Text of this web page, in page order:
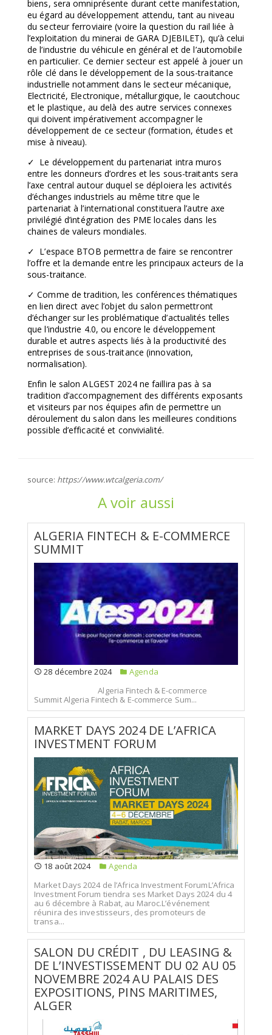
biens, sera omniprésente durant cette manifestation,
eu égard au développement attendu, tant au niveau
du secteur ferroviaire (voire la question du rail liée à
l’exploitation du minerai de GARA DJEBILET), qu’à celui
de l’industrie du véhicule en général et de l’automobile
en particulier. Ce dernier secteur est appelé à jouer un
rôle clé dans le développement de la sous-traitance
industrielle notamment dans le secteur mécanique,
Electricité, Electronique, métallurgique, le caoutchouc
et le plastique, au delà des autre services connexes
qui doivent impérativement accompagner le
développement de ce secteur (formation, études et
mise à niveau).
✓ Le développement du partenariat intra muros
entre les donneurs d’ordres et les sous-traitants sera
l’axe central autour duquel se déploiera les activités
d’échanges industriels au même titre que le
partenariat à l’international constituera l’autre axe
privilégié d’intégration des PME locales dans les
chaines de valeurs mondiales.
✓ L’espace BTOB permettra de faire se rencontrer
l’offre et la demande entre les principaux acteurs de la
sous-traitance.
✓ Comme de tradition, les conférences thématiques
en lien direct avec l’objet du salon permettront
d’échanger sur les problématique d’actualités telles
que l’industrie 4.0, ou encore le développement
durable et autres aspects liés à la productivité des
entreprises de sous-traitance (innovation,
normalisation).
Enfin le salon ALGEST 2024 ne faillira pas à sa
tradition d’accompagnement des différents exposants
et visiteurs par nos équipes afin de permettre un
déroulement du salon dans les meilleures conditions
possible d’efficacité et convivialité.
source: https://www.wtcalgeria.com/
A voir aussi
ALGERIA FINTECH & E-COMMERCE
SUMMIT
28 décembre 2024
Agenda
Algeria Fintech & E-commerce
Summit Algeria Fintech & E-commerce Sum...
MARKET DAYS 2024 DE L’AFRICA
INVESTMENT FORUM
18 août 2024
Agenda
Market Days 2024 de l’Africa Investment ForumL’Africa
Investment Forum tiendra ses Market Days 2024 du 4
au 6 décembre à Rabat, au Maroc.L’événement
réunira des investisseurs, des promoteurs de
transa...
SALON DU CRÉDIT , DU LEASING &
DE L’INVESTISSEMENT DU 02 AU 05
NOVEMBRE 2024 AU PALAIS DES
EXPOSITIONS, PINS MARITIMES,
ALGER